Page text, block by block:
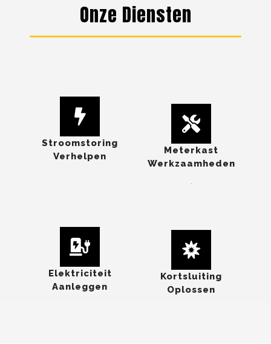
Onze Diensten
Stroomstoring
Verhelpen
Meterkast
Werkzaamheden
Elektriciteit
Aanleggen
Kortsluiting
Oplossen